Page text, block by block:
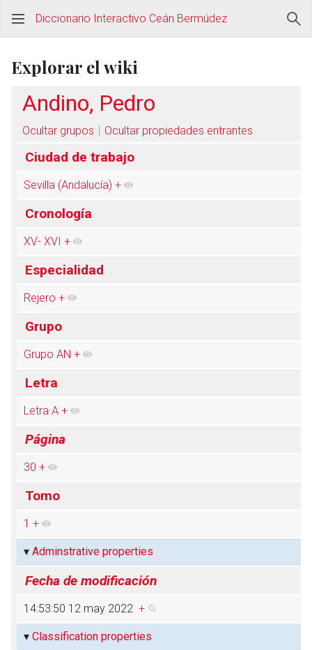
Diccionario Interactivo Ceán Bermúdez
Explorar el wiki
Andino, Pedro
Ocultar grupos Ocultar propiedades entrantes
Ciudad de trabajo
Sevilla (Andalucía) +
Cronología
XV- XVI +
Especialidad
Rejero +
Grupo
Grupo AN +
Letra
Letra A +
Página
30 +
Tomo
1 +
Adminstrative properties
Fecha de modificación
14:53:50 12 may 2022 +
Classification properties